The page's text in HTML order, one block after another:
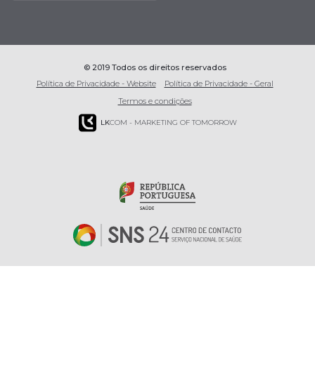
© 2019 Todos os direitos reservados
Política de Privacidade - Website
Política de Privacidade - Geral
Termos e condições
LKCOM - MARKETING OF TOMORROW